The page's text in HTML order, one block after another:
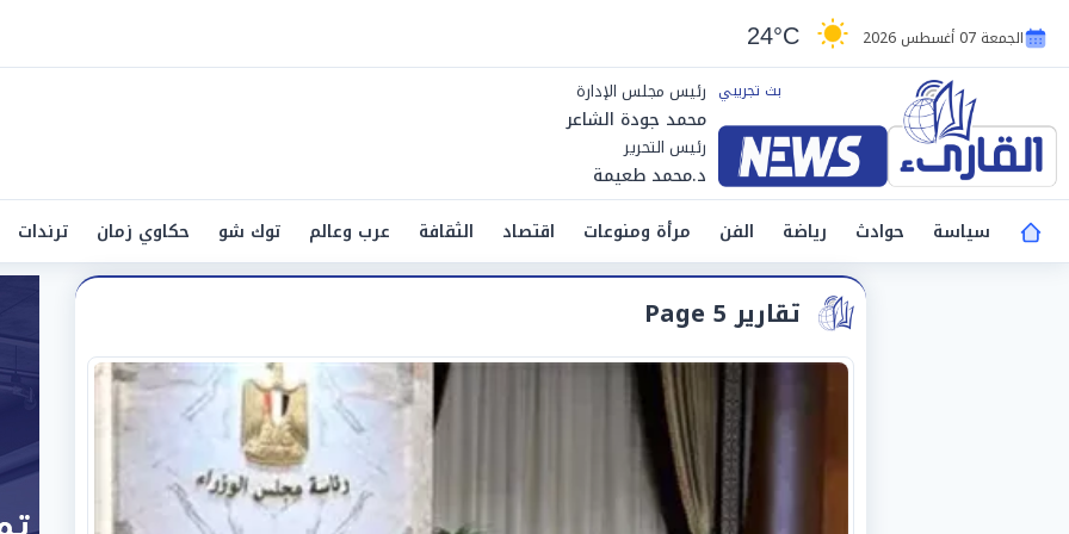
الجمعة 07 أغسطس 2026 24°C
رئيس مجلس الإدارة
محمد جودة الشاعر
رئيس التحرير
د.محمد طعيمة
سياسة
حوادث رياضة الفن مرأة ومنوعات اقتصاد الثقافة عرب وعالم توك شو حكاوي زمان ترندات
تقارير Page 5